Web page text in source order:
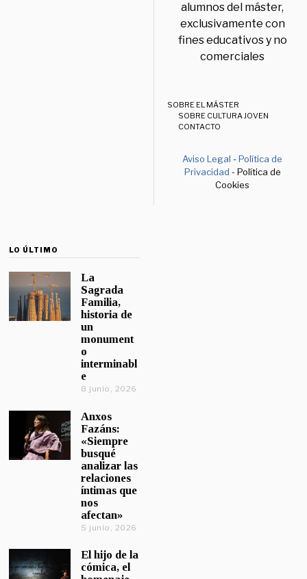
alumnos del máster,
exclusivamente con
fines educativos y no
comerciales
SOBRE EL MÁSTER
SOBRE CULTURA JOVEN
CONTACTO
Aviso Legal -Política de
Privacidad - Política de
Cookies
LO ÚLTIMO
La
Sagrada
Familia,
historia de
un
monument
o
interminabl
e
8 junio, 2026
Anxos
Fazáns:
«Siempre
busqué
analizar las
relaciones
íntimas que
nos
afectan»
5 junio, 2026
El hijo de la
cómica, el